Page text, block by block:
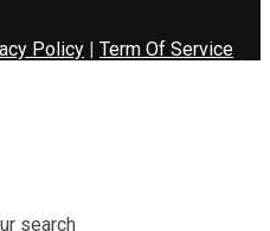
Policy Term Of Service
search